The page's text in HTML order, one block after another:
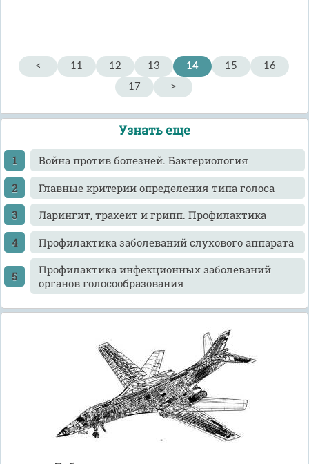
< 11 12 13 14 15
16
17
>
Узнать еще
Война против болезней. Бактериология
Главные критерии определения типа голоса
Ларингит, трахеит и грипп. Профилактика
Профилактика заболеваний слухового аппарата
Профилактика инфекционных заболеваний
органов голосообразования